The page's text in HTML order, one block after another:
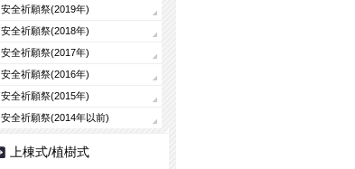
安全祈願祭(2019年)
安全祈願祭(2018年)
安全祈願祭(2017年)
安全祈願祭(2016年)
安全祈願祭(2015年)
安全祈願祭(2014年以前)
上棟式/植樹式